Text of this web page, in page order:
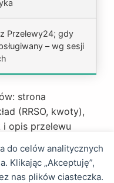
do celów analitycznych
Klikając „Akceptuję”,
nas plików ciasteczka.
Przelewy24; gdy
– wg sesji
strona
(RRSO, kwoty),
i opis przelewu
danych